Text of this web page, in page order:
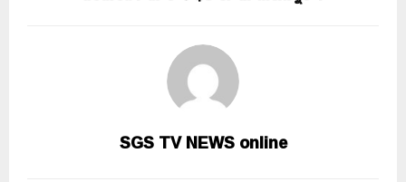
SGS TV NEWS online